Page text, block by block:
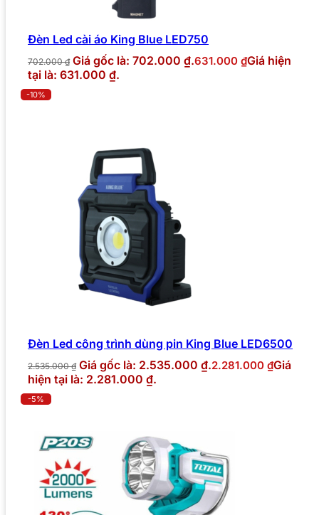
Đèn Led cài áo King Blue LED750
702.000₫ Giá gốc là: 702.000 ₫.631.000 ₫Giá hiện
tại là: 631.000 ₫.
-10%
Đèn Led công trình dùng pin King Blue LED6500
2.535.000₫ Giá gốc là: 2.535.000 ₫.2.281.000 ₫Giá
hiện tại là: 2.281.000 ₫.
-5%